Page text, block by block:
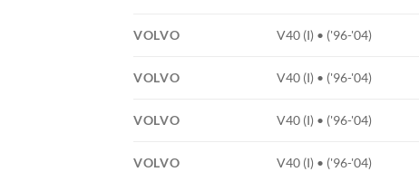
VOLVO V40 (I) • ('96-'04)
VOLVO V40 (I) • ('96-'04)
VOLVO V40 (I) • ('96-'04)
VOLVO V40 (I) • ('96-'04)